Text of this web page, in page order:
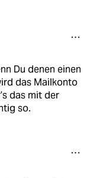
Du denen einen
das Mailkonto
das mit der
so.